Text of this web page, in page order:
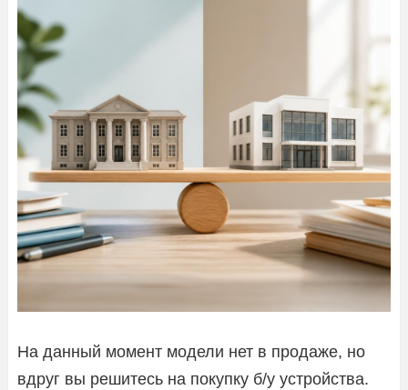
На данный момент модели нет в продаже, но
вдруг вы решитесь на покупку б/у устройства.